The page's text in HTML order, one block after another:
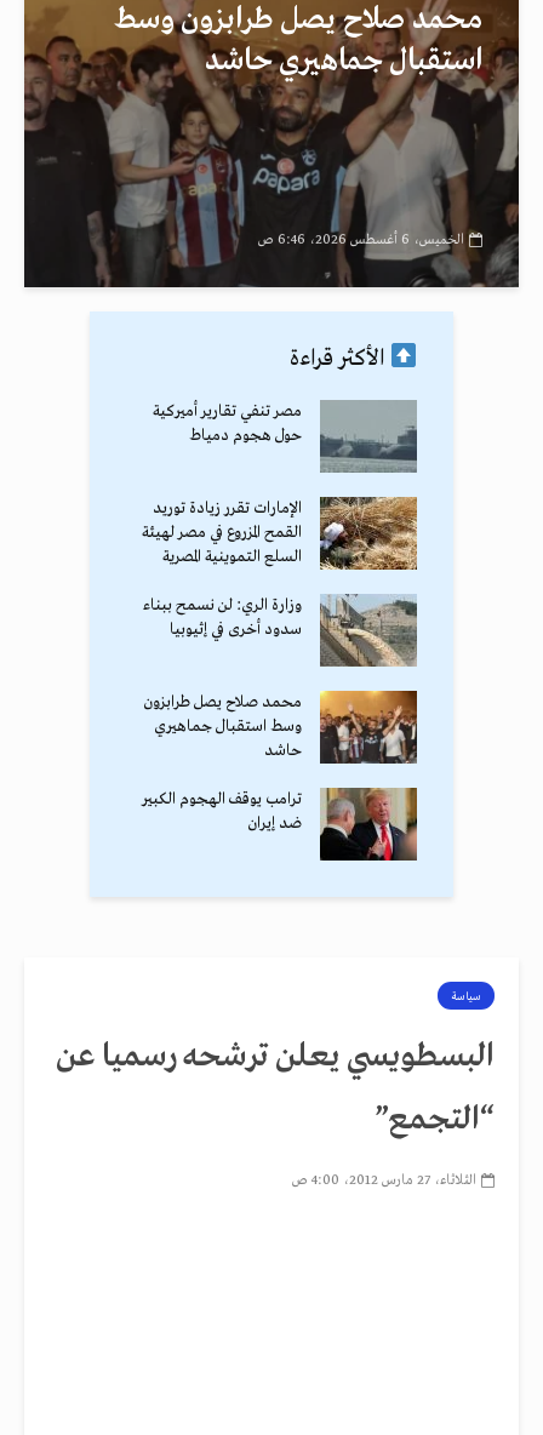
محمد صلاح يصل طرابزون وسط
استقبال جماهيري حاشد
الخميس، 6 أغسطس 2026، 6:46 ص
الأكثر قراءة
مصر تنفي تقارير أميركية
حول هجوم دمياط
الإمارات تقرر زيادة توريد
القمح المزروع في مصر لهيئة
السلع التموينية المصرية
وزارة الري: لن نسمح ببناء
سدود أخرى في إثيوبيا
محمد صلاح يصل طرابزون
وسط استقبال جماهيري
حاشد
ترامب يوقف الهجوم الكبير
ضد إيران
سياسة
البسطويسي يعلن ترشحه رسميا عن
“التجمع”
الثلاثاء، 27 مارس 2012، 4:00 ص